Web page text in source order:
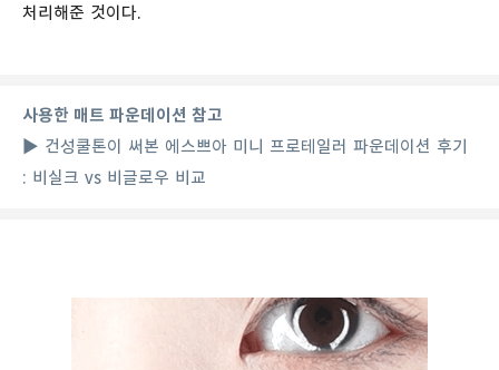
처리해준 것이다.
사용한 매트 파운데이션 참고
▶ 건성쿨톤이 써본 에스쁘아 미니 프로테일러 파운데이션 후기
: 비실크 vs 비글로우 비교